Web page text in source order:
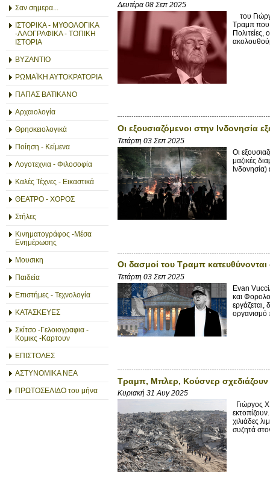
Σαν σημερα...
ΙΣΤΟΡΙΚΑ - ΜΥΘΟΛΟΓΙΚΑ
-ΛΑΟΓΡΑΦΙΚΑ - ΤΟΠΙΚΗ
ΙΣΤΟΡΙΑ
ΒΥΖΑΝΤΙΟ
ΡΩΜΑΪΚΗ ΑΥΤΟΚΡΑΤΟΡΙΑ
ΠΑΠΑΣ ΒΑΤΙΚΑΝΟ
Αρχαιολογία
Θρησκειολογικά
Ποίηση - Κείμενα
Λογοτεχνια - Φιλοσοφία
Καλές Τέχνες - Εικαστικά
ΘΕΑΤΡΟ - ΧΟΡΟΣ
Στήλες
Κινηματογράφος -Μέσα
Ενημέρωσης
Μουσικη
Παιδεία
Επιστήμες - Τεχνολογία
ΚΑΤΑΣΚΕΥΕΣ
Σκίτσο -Γελοιογραφια -
Κομικς -Καρτουν
ΕΠΙΣΤΟΛΕΣ
ΑΣΤΥΝΟΜΙΚΑ ΝΕΑ
ΠΡΩΤΟΣΕΛΙΔΟ του μήνα
Δευτέρα 08 Σεπ 2025
του
Τραμπ που
Οι εξουσιαζόμενοι στην Ινδονησία
Τετάρτη 03 Σεπ 2025
Οι
μαζικές
Οι δασμοί του Τραμπ
Τετάρτη 03 Σεπ 2025
Evan
και
εργάζεται,
Τραμπ, Μπλερ, Κούσνερ σχεδιάζουν
Κυριακή 31 Αυγ 2025
Γιώργος
χιλιάδες
συζητά